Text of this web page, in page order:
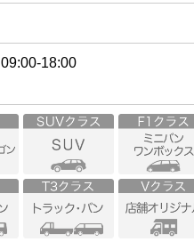
09:00-18:00